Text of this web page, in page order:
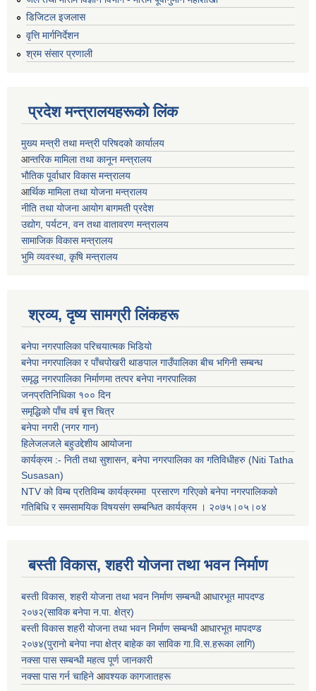
डिजिटल इजलास
वृत्ति मार्गनिर्देशन
श्रम संसार प्रणाली
प्रदेश मन्त्रालयहरूको लिंक
मुख्य मन्त्री तथा मन्त्री परिषदको कार्यालय
आन्तरिक मामिला तथा कानून मन्त्रालय
भाैतिक पूर्वाधार विकास मन्त्रालय
आर्थिक मामिला तथा योजना मन्त्रालय
नीति तथा योजना आयोग बागमती प्रदेश
उद्योग, पर्यटन, वन तथा वातावरण मन्त्रालय
सामाजिक विकास मन्त्रालय
भुमि व्यवस्था, कृषि मन्त्रालय
श्रव्य, दृष्य सामग्री लिंकहरू
बनेपा नगरपालिका परिचयात्मक भिडियो
बनेपा नगरपालिका र पाँचपोखरी थाङपाल गाउँपालिका बीच भगिनी सम्बन्ध
समृद्ध नगरपालिका निर्माणमा तत्पर बनेपा नगरपालिका
जनप्रतिनिधिका १०० दिन
समृद्धिको पाँच वर्ष बृत्त चित्र
बनेपा नगरी (नगर गान)
हिलेजलजले बहुउद्देशीय आयोजना
कार्यक्रम :- निती तथा सुशासन, बनेपा नगरपालिका का गतिविधीहरु (Niti Tatha
Susasan)
NTV को विम्ब प्रतिविम्ब कार्यक्रममा प्रसारण गरिएकोबनेपा नगरपालिकको
गतिबिधि र समसामयिक विषयसंग सम्बन्धित कार्यक्रम । २०७५।०५।०४
बस्ती विकास, शहरी योजना तथा भवन निर्माण
बस्ती विकास, शहरी योजना तथा भवन निर्माण सम्बन्धीआधारभूत मापदण्ड
२०७२(साविक बनेपा न.पा. क्षेत्र)
बस्ती विकास शहरी योजना तथा भवन निर्माण सम्बन्धीआधारभूत मापदण्ड
२०७४(पुरानो बनेपा नपा क्षेत्र बाहेक का साविक गा.वि.स.हरूका लागि)
नक्सा पास सम्बन्धी महत्व पूर्ण जानकारी
नक्सा पास गर्न चाहिने आवश्यक कागजातहरू